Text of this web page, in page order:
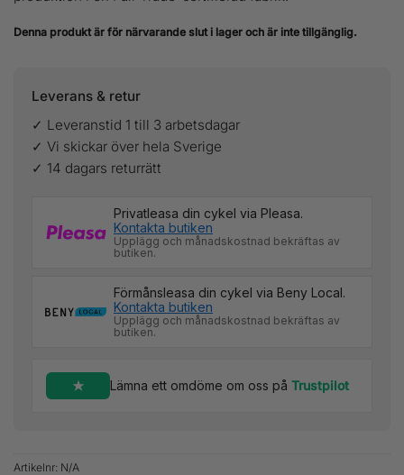
Denna produkt är för närvarande slut i lager och är inte tillgänglig.
Leverans & retur
✓ Leveranstid 1 till 3 arbetsdagar
✓ Vi skickar över hela Sverige
✓ 14 dagars returrätt
Privatleasa din cykel via Pleasa.
Kontakta butiken
Upplägg och månadskostnad bekräftas av
butiken.
Förmånsleasa din cykel via Beny Local.
Kontakta butiken
Upplägg och månadskostnad bekräftas av
butiken.
Lämna ett omdöme om oss på Trustpilot
Artikelnr: N/A